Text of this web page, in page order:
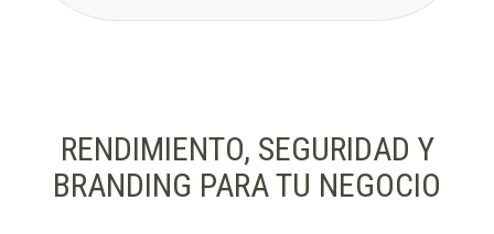
RENDIMIENTO, SEGURIDAD Y
BRANDING PARA TU NEGOCIO